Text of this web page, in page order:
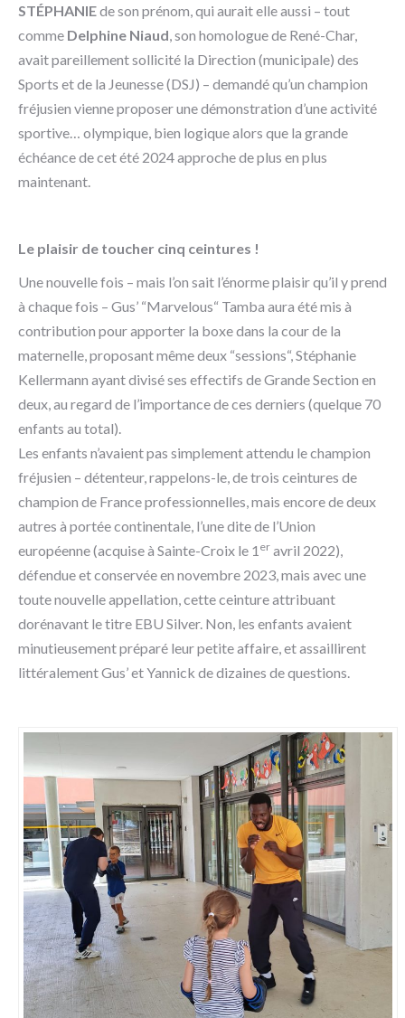
STÉPHANIEde son prénom, qui aurait elle aussi – tout
comme Delphine Niaud , son homologue de René-Char,
avait pareillement sollicité la Direction (municipale) des
Sports et de la Jeunesse (DSJ) – demandé qu’un champion
fréjusien vienne proposer une démonstration d’une activité
sportive… olympique, bien logique alors que la grande
échéance de cet été 2024 approche de plus en plus
maintenant.
Le plaisir de toucher cinq ceintures !
Une nouvelle fois – mais l’on sait l’énorme plaisir qu’il y prend
à chaque fois – Gus’ “Marvelous“ Tamba aura été mis à
contribution pour apporter la boxe dans la cour de la
maternelle, proposant même deux “sessions“, Stéphanie
Kellermann ayant divisé ses effectifs de Grande Section en
deux, au regard de l’importance de ces derniers (quelque 70
enfants au total).
Les enfants n’avaient pas simplement attendu le champion
fréjusien – détenteur, rappelons-le, de trois ceintures de
champion de France professionnelles, mais encore de deux
autres à portée continentale, l’une dite de l’Union
européenne (acquise à Sainte-Croix le 1 er avril 2022),
défendue et conservée en novembre 2023, mais avec une
toute nouvelle appellation, cette ceinture attribuant
dorénavant le titre EBU Silver. Non, les enfants avaient
minutieusement préparé leur petite affaire, et assaillirent
littéralement Gus’ et Yannick de dizaines de questions.